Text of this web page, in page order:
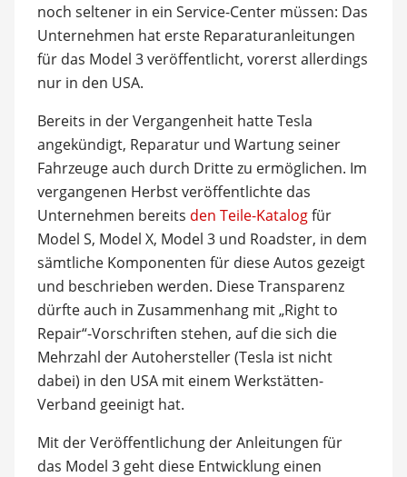
noch seltener in ein Service-Center müssen: Das
Unternehmen hat erste Reparaturanleitungen
für das Model 3 veröffentlicht, vorerst allerdings
nur in den USA.
Bereits in der Vergangenheit hatte Tesla
angekündigt, Reparatur und Wartung seiner
Fahrzeuge auch durch Dritte zu ermöglichen. Im
vergangenen Herbst veröffentlichte das
Unternehmen bereits den Teile-Katalogfür
Model S, Model X, Model 3 und Roadster, in dem
sämtliche Komponenten für diese Autos gezeigt
und beschrieben werden. Diese Transparenz
dürfte auch in Zusammenhang mit „Right to
Repair“-Vorschriften stehen, auf die sich die
Mehrzahl der Autohersteller (Tesla ist nicht
dabei) in den USA mit einem Werkstätten-
Verband geeinigt hat.
Mit der Veröffentlichung der Anleitungen für
das Model 3 geht diese Entwicklung einen